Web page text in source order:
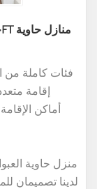
إقامة
أماكن
منزل حاوية
لدينا تصميمان